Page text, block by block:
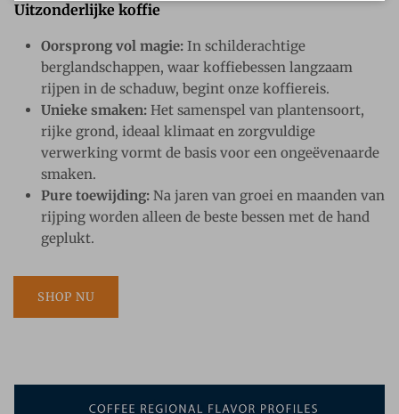
Uitzonderlijke koffie
Oorsprong vol magie: In schilderachtige
berglandschappen, waar koffiebessen langzaam
rijpen in de schaduw, begint onze koffiereis.
Unieke smaken: Het samenspel van plantensoort,
rijke grond, ideaal klimaat en zorgvuldige
verwerking vormt de basis voor een ongeëvenaarde
smaken.
Pure toewijding: Na jaren van groei en maanden van
rijping worden alleen de beste bessen met de hand
geplukt.
SHOP NU